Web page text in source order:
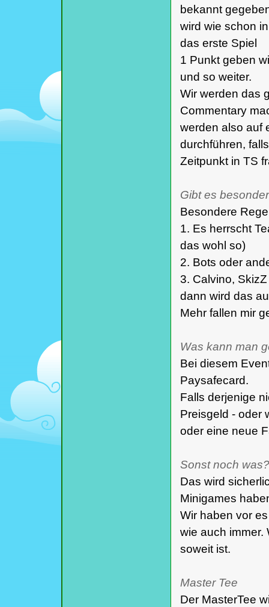
bekannt
wird wie schon
das erste Spiel
1 Punkt geben
und so weiter.
Wir werden das
Commentary
werden also auf
durchführen,
Zeitpunkt in TS
Gibt es
Besondere
1. Es herrscht
das wohl so)
2. Bots oder
3. Calvino,
dann wird das
Mehr fallen mir
Was kann man
Bei diesem
Paysafecard.
Falls derjenige
Preisgeld - oder
oder eine neue
Sonst noch was?
Das wird
Minigames
Wir haben vor
wie auch immer.
soweit ist.
Master Tee
Der MasterTee